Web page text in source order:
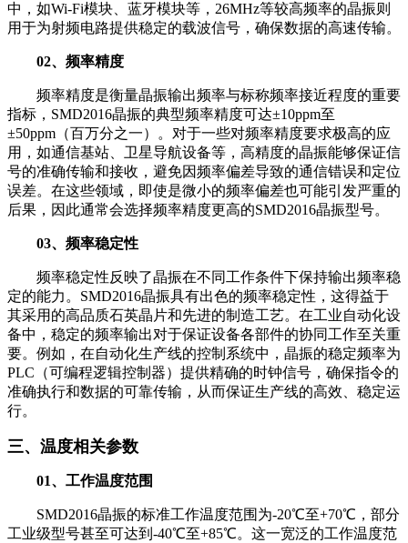
中，如Wi-Fi模块、蓝牙模块等，26MHz等较高频率的晶振则
用于为射频电路提供稳定的载波信号，确保数据的高速传输。
02、频率精度
频率精度是衡量晶振输出频率与标称频率接近程度的重要
指标，SMD2016晶振的典型频率精度可达±10ppm至
±50ppm（百万分之一）。对于一些对频率精度要求极高的应
用，如通信基站、卫星导航设备等，高精度的晶振能够保证信
号的准确传输和接收，避免因频率偏差导致的通信错误和定位
误差。在这些领域，即使是微小的频率偏差也可能引发严重的
后果，因此通常会选择频率精度更高的SMD2016晶振型号。
03、频率稳定性
频率稳定性反映了晶振在不同工作条件下保持输出频率稳
定的能力。SMD2016晶振具有出色的频率稳定性，这得益于
其采用的高品质石英晶片和先进的制造工艺。在工业自动化设
备中，稳定的频率输出对于保证设备各部件的协同工作至关重
要。例如，在自动化生产线的控制系统中，晶振的稳定频率为
PLC（可编程逻辑控制器）提供精确的时钟信号，确保指令的
准确执行和数据的可靠传输，从而保证生产线的高效、稳定运
行。
三、温度相关参数
01、工作温度范围
SMD2016晶振的标准工作温度范围为-20℃至+70℃，部分
工业级型号甚至可达到-40℃至+85℃。这一宽泛的工作温度范